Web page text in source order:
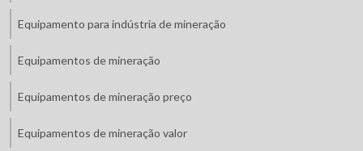
Equipamento para indústria de mineração
Equipamentos de mineração
Equipamentos de mineração preço
Equipamentos de mineração valor